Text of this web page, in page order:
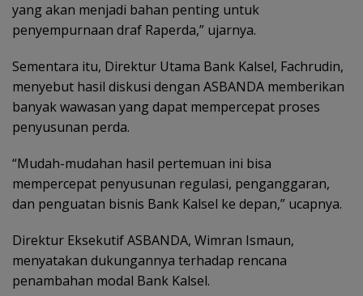
yang akan menjadi bahan penting untuk
penyempurnaan draf Raperda,” ujarnya.
‎Sementara itu, Direktur Utama Bank Kalsel, Fachrudin,
menyebut hasil diskusi dengan ASBANDA memberikan
banyak wawasan yang dapat mempercepat proses
penyusunan perda.
“Mudah-mudahan hasil pertemuan ini bisa
mempercepat penyusunan regulasi, penganggaran,
dan penguatan bisnis Bank Kalsel ke depan,” ucapnya.
‎Direktur Eksekutif ASBANDA, Wimran Ismaun,
menyatakan dukungannya terhadap rencana
penambahan modal Bank Kalsel.